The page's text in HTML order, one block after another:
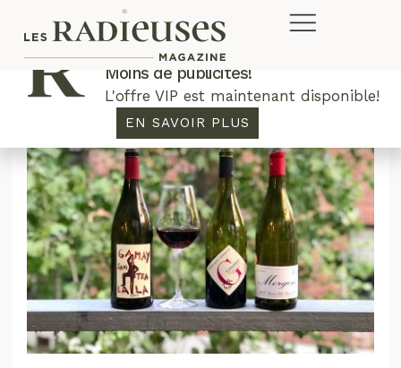
Plus de concours. Plus de rabais.
Moins de publicités!
L'offre VIP est maintenant disponible!
EN SAVOIR PLUS